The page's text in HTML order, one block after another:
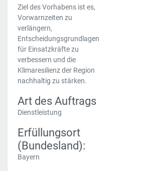
Ziel des Vorhabens ist es,
Vorwarnzeiten zu
verlängern,
Entscheidungsgrundlagen
für Einsatzkräfte zu
verbessern und die
Klimaresilienz der Region
nachhaltig zu stärken.
Art des Auftrags
Dienstleistung
Erfüllungsort
(Bundesland):
Bayern